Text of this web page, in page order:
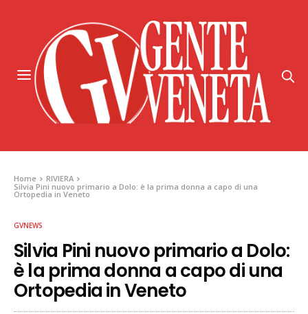
Home
RIVIERA
Silvia Pini nuovo primario a Dolo: è la prima donna a capo di una
Ortopedia in Veneto
GVNEWS
Silvia Pini nuovo primario a Dolo:
è la prima donna a capo di una
Ortopedia in Veneto